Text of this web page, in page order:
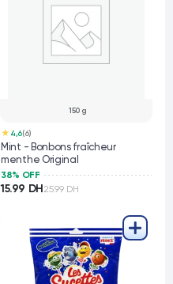
150 g
★ 4,6(6)
Mint - Bonbons fraîcheur
menthe Original
38% OFF
15.99 DH 25.99 DH